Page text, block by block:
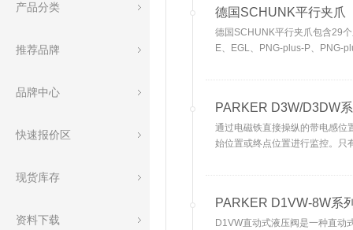
产品分类
推荐品牌
品牌中心
快速报价区
现货库存
资料下载
德国SCHUNK平行夹爪
德国SCHUNK平行夹爪包含29
E、EGL、PNG-plus-P、PNG-
EVG、PEH。
PARKER D3W/D3DW
通过电磁铁直接操纵的带电感位
始位置或终点位置进行监控。只
PARKER D1VW-8W系
D1VW直动式液压阀是一种直动